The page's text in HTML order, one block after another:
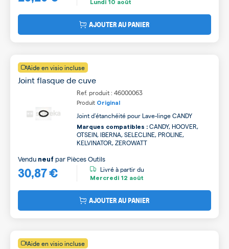
Lundi 10 août
AJOUTER AU PANIER
Aide en visio incluse
Joint flasque de cuve
Ref. produit : 46000063
Produit Original
Joint d'étanchéité pour Lave-linge CANDY
Marques compatibles : CANDY, HOOVER,
OTSEIN, IBERNA, SELECLINE, PROLINE,
KELVINATOR, ZEROWATT
30,87 €
Vendu neuf par Pièces Outils
Livré à partir du
Mercredi 12 août
AJOUTER AU PANIER
Aide en visio incluse